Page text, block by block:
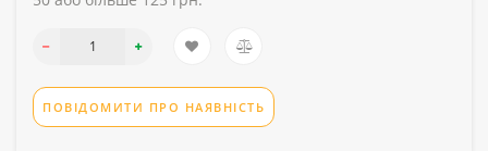
ПОВІДОМИТИ ПРО НАЯВНІСТЬ